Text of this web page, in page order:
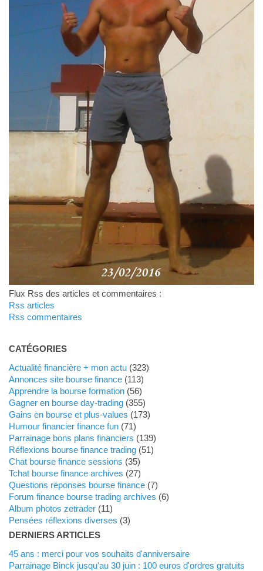
Flux Rss des articles et commentaires :
Rss articles
Rss commentaires
CATÉGORIES
Actualité financière + mon actu(323)
Annonces site bourse finance(113)
Apprendre la bourse formation(56)
Gagner en bourse day-trading(355)
Gains en bourse et plus-values (173)
Humour financier finance fun(71)
Parrainage bons plans financiers (139)
Réflexions bourse finance trading(51)
Chat bourse finance sessions (35)
Tchat bourse finance archives (27)
Questions réponses bourse finance(7)
Forum finance bourse trading archives (6)
Album photos zetrader(11)
Pensées réflexions diverses (3)
DERNIERS ARTICLES
45 ans : merci pour vos souhaits d'anniversaire
Parrainage Binck jusqu'au 30 juin : 100 euros d'ordres gratuits